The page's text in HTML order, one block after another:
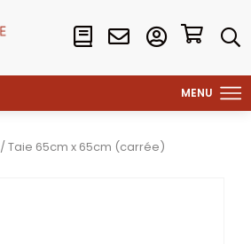
/ Taie 65cm x 65cm (carrée)